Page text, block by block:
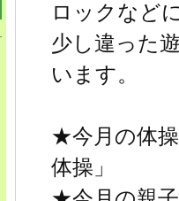
ロックなど
少し違った
います。
★今月の体
体操」